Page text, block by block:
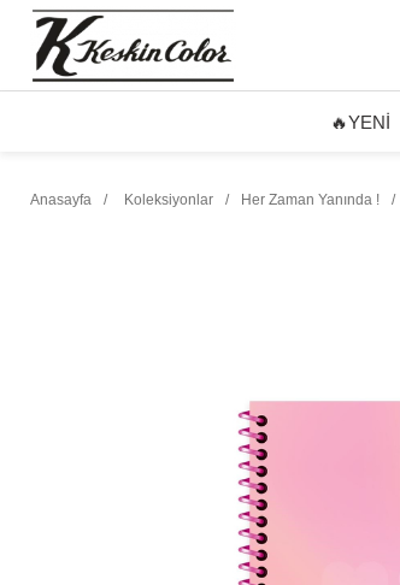
🔥YENİ
Anasayfa Koleksiyonlar Her Zaman Yanında !